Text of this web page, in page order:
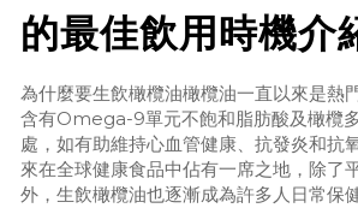
的最佳飲用時機介
為什麼要生飲橄欖油橄欖油一直以來是熱
含有Omega-9單元不飽和脂肪酸及橄欖
處，如有助維持心血管健康、抗發炎和抗
來在全球健康食品中佔有一席之地，除了
外，生飲橄欖油也逐漸成為許多人日常保